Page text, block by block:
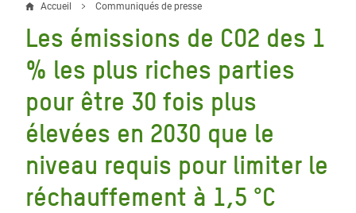
Fil
d'Ariane
Accueil Communiqués de presse
Les émissions de CO2 des 1
% les plus riches parties
pour être 30 fois plus
élevées en 2030 que le
niveau requis pour limiter le
réchauffement à 1,5 °C